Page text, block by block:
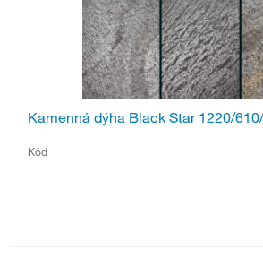
Kamenná dýha Black Star 1220/
Kód